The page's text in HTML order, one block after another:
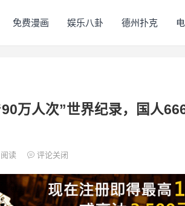
免费漫画 娱乐八卦 德州扑克
万人次”世界纪录，国人
阅读 评论关闭